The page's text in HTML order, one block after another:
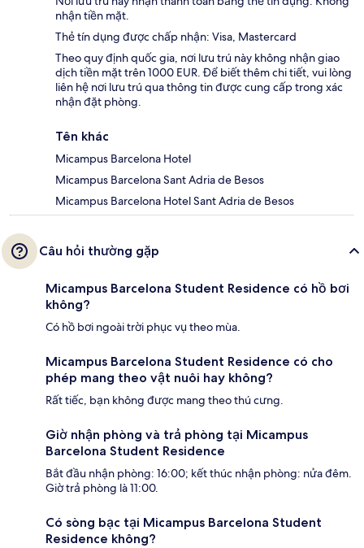
nhận tiền mặt.
Thẻ tín dụng được chấp nhận: Visa, Mastercard
Theo quy định quốc gia, nơi lưu trú này không nhận giao
dịch tiền mặt trên 1000 EUR. Để biết thêm chi tiết, vui lòng
liên hệ nơi lưu trú qua thông tin được cung cấp trong xác
nhận đặt phòng.
Tên khác
Micampus Barcelona Hotel
Micampus Barcelona Sant Adria de Besos
Micampus Barcelona Hotel Sant Adria de Besos
Câu hỏi thường gặp
Micampus Barcelona Student Residence có hồ bơi
không?
Có hồ bơi ngoài trời phục vụ theo mùa.
Micampus Barcelona Student Residence có cho
phép mang theo vật nuôi hay không?
Rất tiếc, bạn không được mang theo thú cưng.
Giờ nhận phòng và trả phòng tại Micampus
Barcelona Student Residence
Bắt đầu nhận phòng: 16:00; kết thúc nhận phòng: nửa đêm.
Giờ trả phòng là 11:00.
Có sòng bạc tại Micampus Barcelona Student
Residence không?